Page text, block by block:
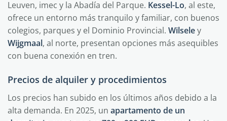
Leuven, imec y la Abadía del Parque. Kessel-Lo, al este,
ofrece un entorno más tranquilo y familiar, con buenos
colegios, parques y el Dominio Provincial. Wilseley
Wijgmaal, al norte, presentan opciones más asequibles
con buena conexión en tren.
Precios de alquiler y procedimientos
Los precios han subido en los últimos años debido a la
alta demanda. En 2025, un apartamento de un